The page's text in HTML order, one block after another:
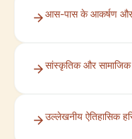
आस-पास के आकर्षण और
सांस्कृतिक और सामाजिक
उल्लेखनीय ऐतिहासिक